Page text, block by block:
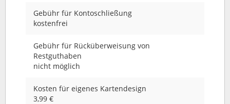
Gebühr für Kontoschließung
kostenfrei
Gebühr für Rücküberweisung von
Restguthaben
nicht möglich
Kosten für eigenes Kartendesign
3,99 €